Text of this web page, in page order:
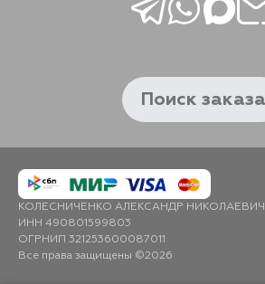
Поиск заказа
КОЛЕСНИЧЕНКО АЛЕКСАНДР НИКОЛАЕВИЧ
ИНН 490801599803
ОГРНИП 321253600087011
Все права защищены ©2026